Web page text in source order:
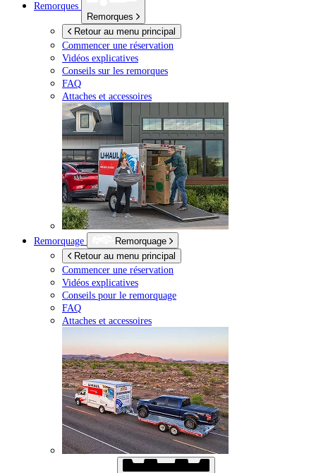
Remorques
Remorques
Retour au menu principal
Commencer une réservation
Vidéos explicatives
Conseils sur les remorques
FAQ
Attaches et accessoires
Remorquage
Remorquage
Retour au menu principal
Commencer une réservation
Vidéos explicatives
Conseils pour le remorquage
FAQ
Attaches et accessoires